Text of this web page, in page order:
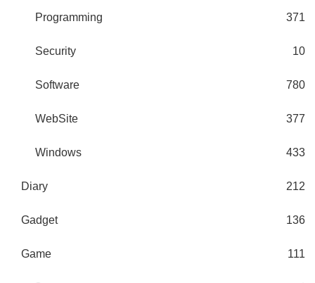
Programming 371
Security 10
Software 780
WebSite 377
Windows 433
Diary 212
Gadget 136
Game 111